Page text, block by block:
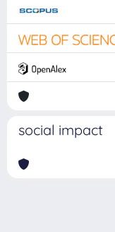
social impact